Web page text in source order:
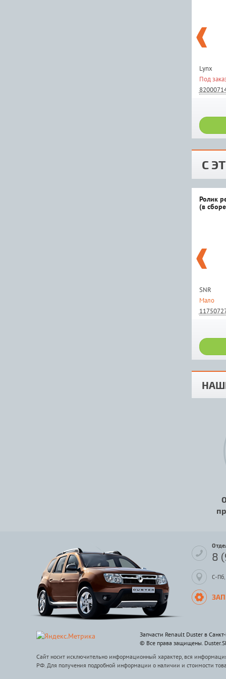
Lynx
Под
С
Ролик
(в
SNR
Мало
8
С-Пб,
Запчасти Renault Duster в
© Все права защищены.
Сайт носит исключительно информационный характер, вся
РФ. Для получения подробной информации о наличии и стоимости